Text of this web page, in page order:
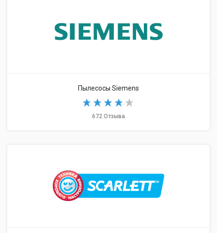
Пылесосы Siemens
672 Отзыва